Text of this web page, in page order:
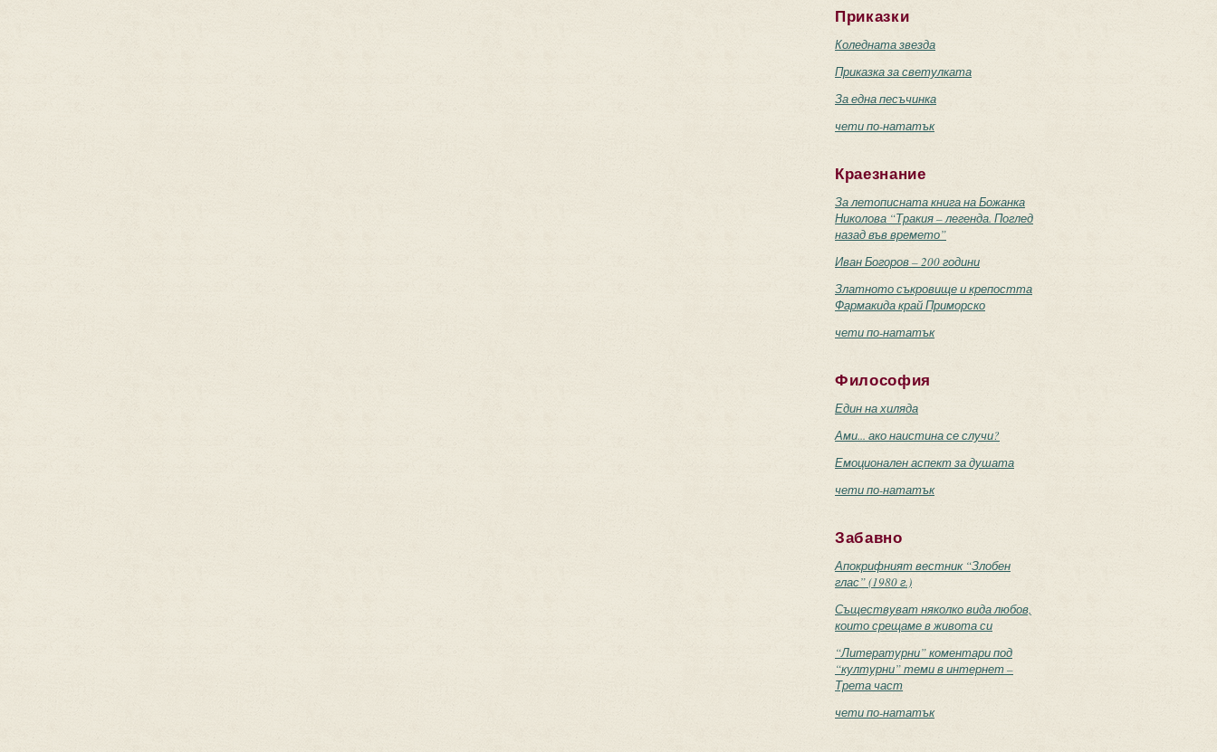
Приказки
Коледната звезда
Приказка за светулката
За една песъчинка
чети по-нататък
Краезнание
За летописната книга на Божанка
Николова “Тракия – легенда. Поглед
назад във времето”
Иван Богоров – 200 години
Златното съкровище и крепостта
Фармакида край Приморско
чети по-нататък
Философия
Един на хиляда
Ами... ако наистина се случи?
Емоционален аспект за душата
чети по-нататък
Забавно
Апокрифният вестник “Злобен
глас” (1980 г.)
Съществуват няколко вида любов,
които срещаме в живота си
“Литературни” коментари под
“културни” теми в интернет –
Трета част
чети по-нататък